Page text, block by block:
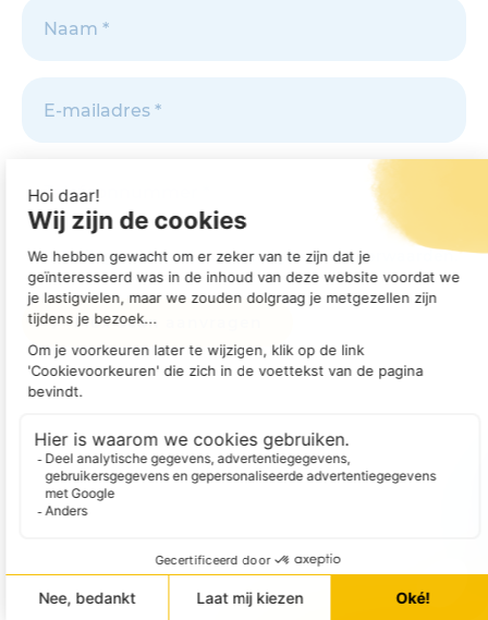
Ja, ik ga akkoord met de algemene voorwaarden.
Flex Scan aanvragen